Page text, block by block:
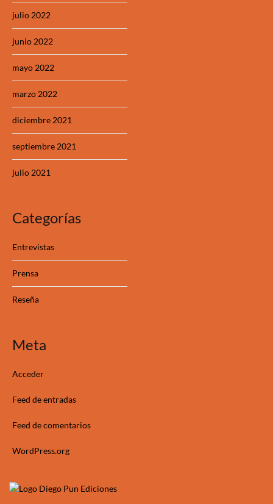
julio 2022
junio 2022
mayo 2022
marzo 2022
diciembre 2021
septiembre 2021
julio 2021
Categorías
Entrevistas
Prensa
Reseña
Meta
Acceder
Feed de entradas
Feed de comentarios
WordPress.org